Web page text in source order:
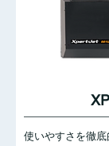
使いやすさを徹